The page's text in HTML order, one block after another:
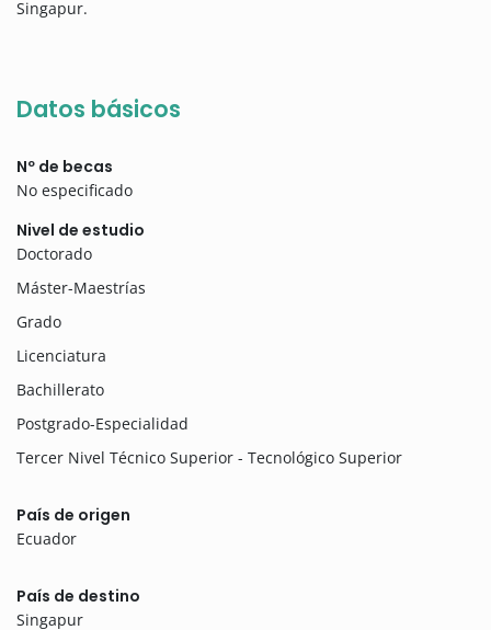
Singapur.
Datos básicos
Nº de becas
No especificado
Nivel de estudio
Doctorado
Máster-Maestrías
Grado
Licenciatura
Bachillerato
Postgrado-Especialidad
Tercer Nivel Técnico Superior - Tecnológico Superior
País de origen
Ecuador
País de destino
Singapur